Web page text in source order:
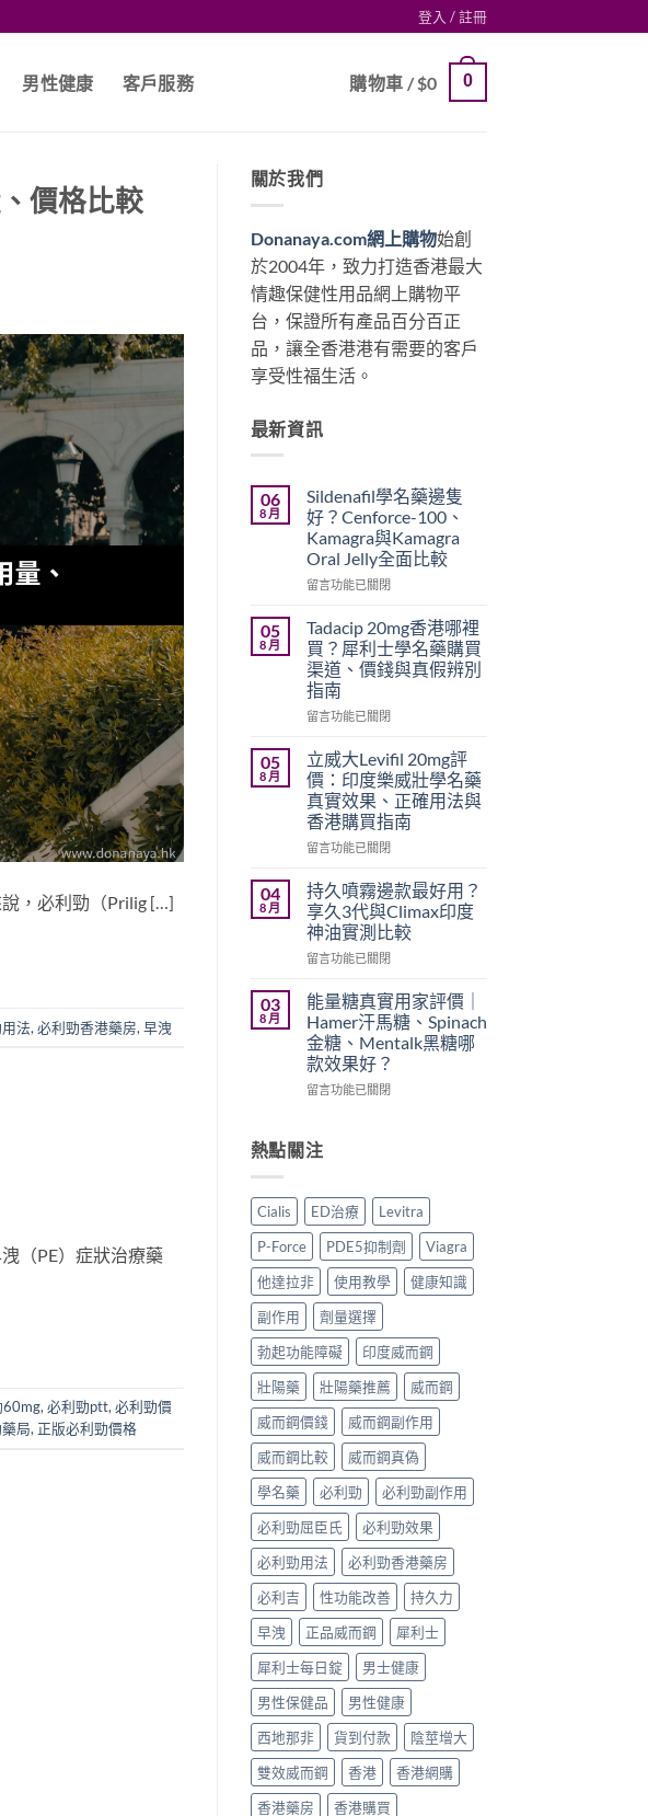
登入 / 註冊
男性健康 客戶服務 購物車 /$0 0
價格比較
，必利勁（Prilig […]
法, 必利勁香港藥房, 早洩
（PE）症狀治療藥
60mg,必利勁ptt,必利勁價
局, 正版必利勁價格
關於我們
Donanaya.com網上購物始創
於2004年，致力打造香港最大
情趣保健性用品網上購物平
台，保證所有產品百分百正
品，讓全香港港有需要的客戶
享受性福生活。
最新資訊
06
8 月
Sildenafil學名藥邊隻
好？Cenforce-100、
Kamagra與Kamagra
Oral Jelly全面比較
在
學
名
藥
邊
隻
好？
100、
Kamagra
與
Kamagra
Oral
Jelly
面
比
較〉
中
留言功能已關閉
05
8 月
Tadacip 20mg香港哪裡
買？犀利士學名藥購買
渠道、價錢與真假辨別
指南
在
20mg
香
港
哪
裡
買？
利
士
學
名
藥
買
渠
道、
價
錢
與
辨
別
南〉
中
留言功能已關閉
05
8 月
立威大Levifil 20mg評
價：印度樂威壯學名藥
真實效果、正確用法與
香港購買指南
在
威
大
Levifil
20mg
評
印
度
樂
威
壯
學
真
實
果、
正
確
用
法
與
港
購
買
南〉
中
留言功能已關閉
04
8 月
持久噴霧邊款最好用？
享久3代與Climax印度
神油實測比較
在
久
噴
霧
邊
款
最
享
久
代
與
Climax
印
度
神
實
測
比
較〉
中
留言功能已關閉
03
8 月
能量糖真實用家評價｜
Hamer汗馬糖、Spinach
金糖、Mentalk黑糖哪
款效果好？
在
糖
真
用
家
評
價
｜
Hamer
馬
糖、
Spinach
糖、
Mentalk
黑
糖
哪
效
果
好？〉
中
留言功能已關閉
熱點關注
Cialis ED治療
Levitra
P-Force
PDE5抑制劑
Viagra
他達拉非
使用教學
健康知識
副作用
劑量選擇
勃起功能障礙
印度威而鋼
壯陽藥
壯陽藥推薦
威而鋼
威而鋼價錢
威而鋼副作用
威而鋼比較
威而鋼真偽
學名藥
必利勁
必利勁副作用
必利勁屈臣氏
必利勁效果
必利勁用法
必利勁香港藥房
必利吉
性功能改善
持久力
早洩
正品威而鋼
犀利士
犀利士每日錠
男士健康
男性保健品
男性健康
西地那非
貨到付款
陰莖增大
雙效威而鋼
香港
香港網購
香港藥房
香港購買